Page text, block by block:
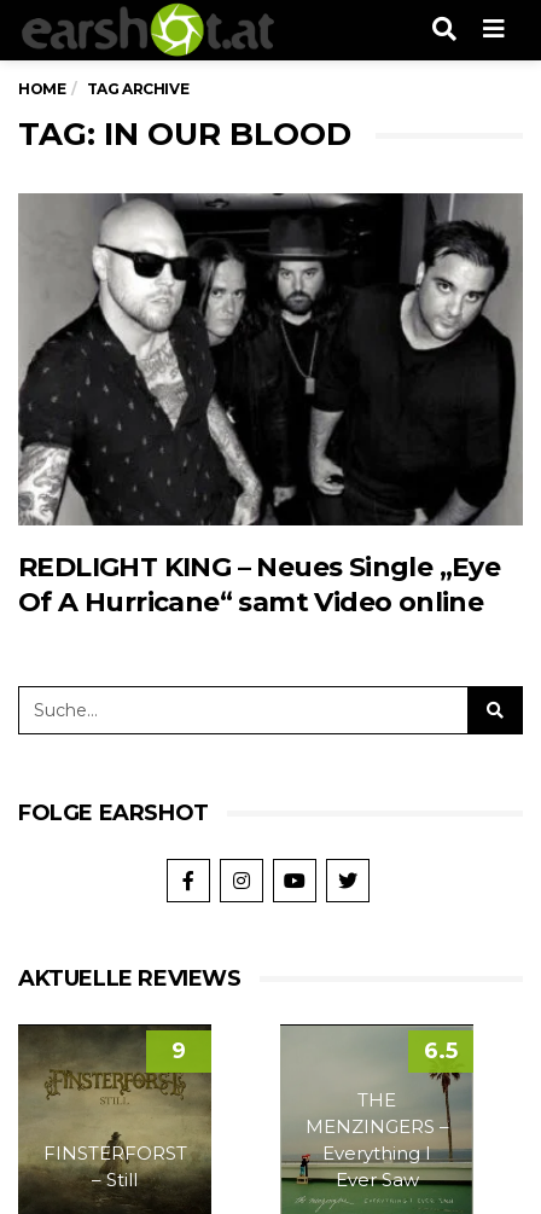
HOME TAG ARCHIVE
TAG: IN OUR BLOOD
REDLIGHT KING – Neues Single „Eye
Of A Hurricane“ samt Video online
FOLGE EARSHOT
AKTUELLE REVIEWS
FINSTERFORST
– Still
9
THE
MENZINGERS –
Everything I
Ever Saw
6.5